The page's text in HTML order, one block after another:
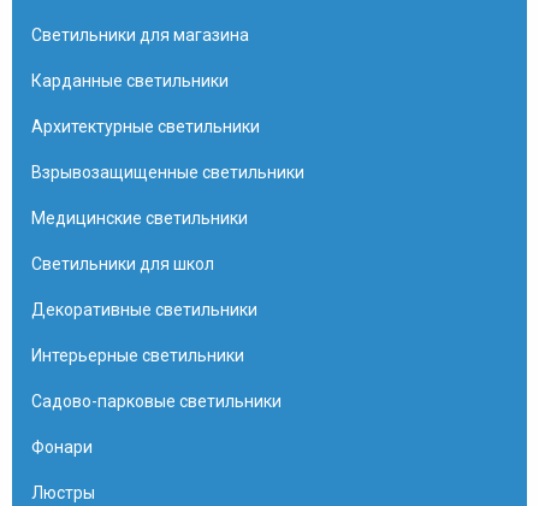
Светильники для магазина
Карданные светильники
Архитектурные светильники
Взрывозащищенные светильники
Медицинские светильники
Светильники для школ
Декоративные светильники
Интерьерные светильники
Садово-парковые светильники
Фонари
Люстры